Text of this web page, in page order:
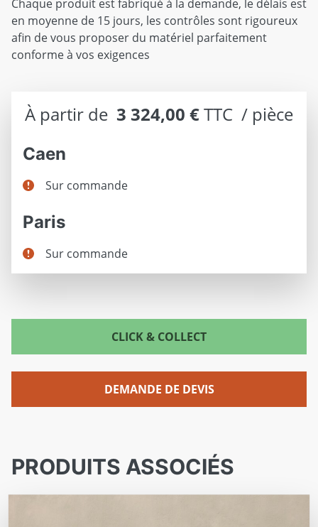
Chaque produit est fabriqué à la demande, le délais est
en moyenne de 15 jours, les contrôles sont rigoureux
afin de vous proposer du matériel parfaitement
conforme à vos exigences
À partir de 3 324,00 €TTC  / pièce
Caen
Sur commande
Paris
Sur commande
CLICK & COLLECT
DEMANDE DE DEVIS
PRODUITS ASSOCIÉS